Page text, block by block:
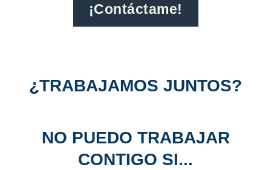
¡Contáctame!
¿TRABAJAMOS JUNTOS?
NO PUEDO TRABAJAR
CONTIGO SI...